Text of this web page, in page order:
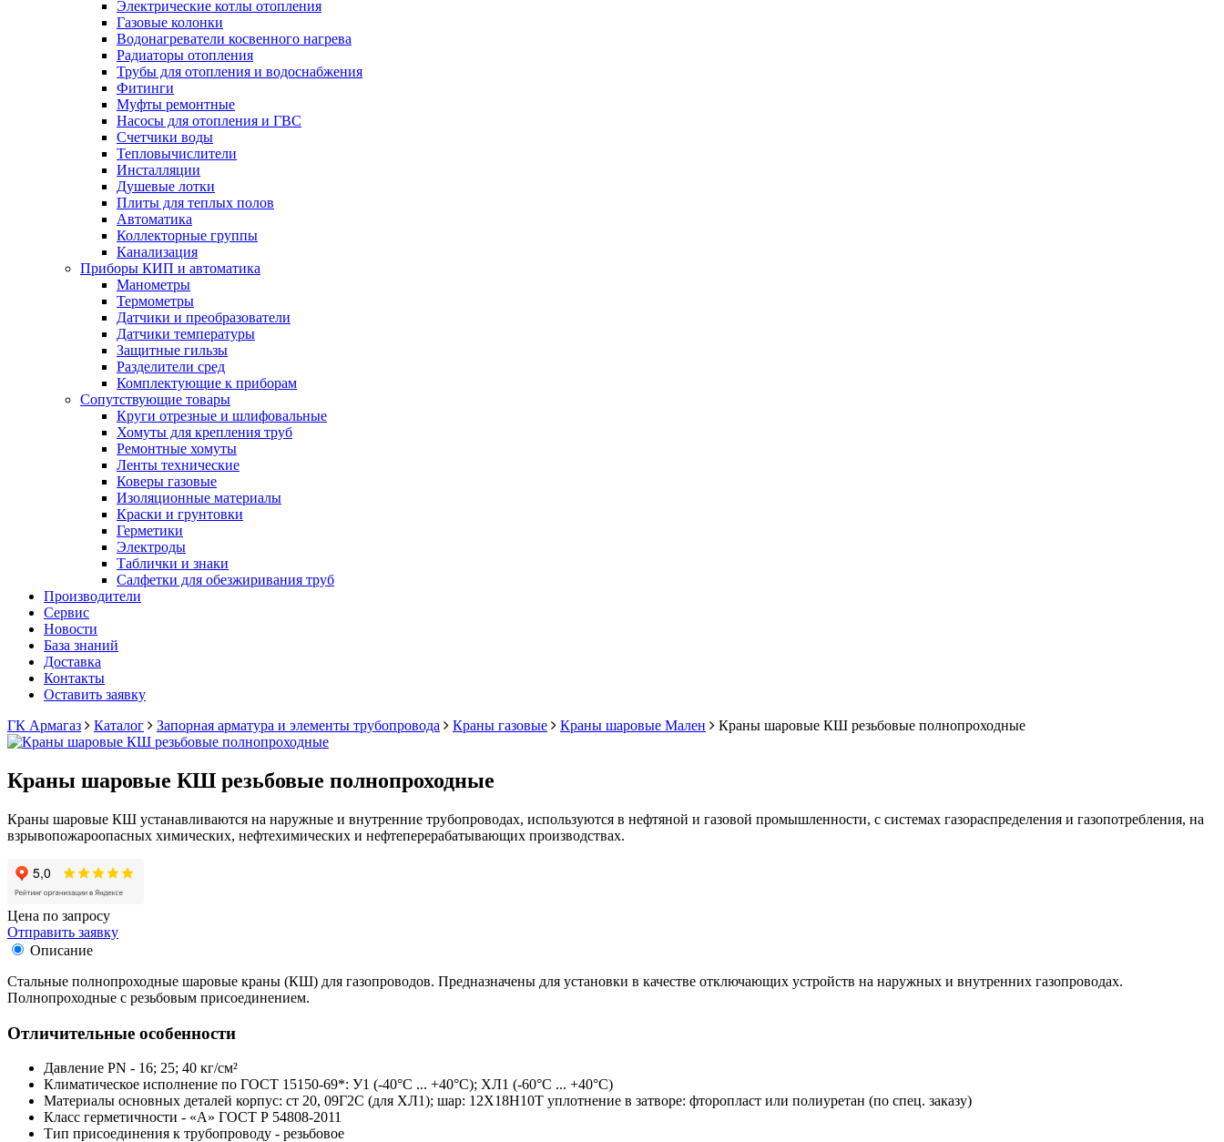
Электрические котлы отопления
Газовые колонки
Водонагреватели косвенного нагрева
Радиаторы отопления
Трубы для отопления и водоснабжения
Фитинги
Муфты ремонтные
Насосы для отопления и ГВС
Счетчики воды
Тепловычислители
Инсталляции
Душевые лотки
Плиты для теплых полов
Автоматика
Коллекторные группы
Канализация
Приборы КИП и автоматика
Манометры
Термометры
Датчики и преобразователи
Датчики температуры
Защитные гильзы
Разделители сред
Комплектующие к приборам
Сопутствующие товары
Круги отрезные и шлифовальные
Хомуты для крепления труб
Ремонтные хомуты
Ленты технические
Коверы газовые
Изоляционные материалы
Краски и грунтовки
Герметики
Электроды
Таблички и знаки
Салфетки для обезжиривания труб
Производители
Сервис
Новости
База знаний
Доставка
Контакты
Оставить заявку
ГК Армагаз
Каталог Запорная арматура и элементы трубопровода Краны газовые Краны шаровые Мален Краны шаровые КШ резьбовые полнопроходные
Краны шаровые КШ резьбовые полнопроходные
Краны шаровые КШ устанавливаются на наружные и внутренние трубопроводах, используются в нефтяной и газовой промышленности, с системах газораспределения и газопотребления, на
взрывопожароопасных химических, нефтехимических и нефтеперерабатывающих производствах.
Цена по запросу
Отправить заявку
Описание
Стальные полнопроходные шаровые краны (КШ) для газопроводов. Предназначены для установки в качестве отключающих устройств на наружных и внутренних газопроводах.
Полнопроходные с резьбовым присоединением.
Отличительные особенности
Давление PN - 16; 25; 40 кг/см²
Климатическое исполнение по ГОСТ 15150-69*: У1 (-40°C ... +40°C); ХЛ1 (-60°C ... +40°C)
Материалы основных деталей корпус: ст 20, 09Г2С (для ХЛ1); шар: 12Х18Н10Т уплотнение в затворе: фторопласт или полиуретан (по спец. заказу)
Класс герметичности - «A» ГОСТ Р 54808-2011
Тип присоединения к трубопроводу - резьбовое